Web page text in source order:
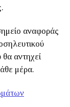
αναφοράς
αντηχεί
μέρα.